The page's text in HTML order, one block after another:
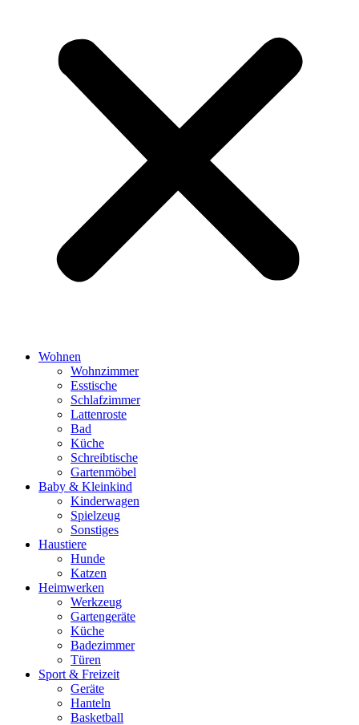
Wohnen
Wohnzimmer
Esstische
Schlafzimmer
Lattenroste
Bad
Küche
Schreibtische
Gartenmöbel
Baby & Kleinkind
Kinderwagen
Spielzeug
Sonstiges
Haustiere
Hunde
Katzen
Heimwerken
Werkzeug
Gartengeräte
Küche
Badezimmer
Türen
Sport & Freizeit
Geräte
Hanteln
Basketball